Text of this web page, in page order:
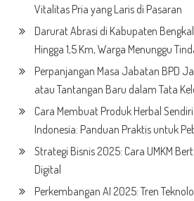
Vitalitas Pria yang Laris di Pasaran
Darurat Abrasi di Kabupaten
Hingga 1,5 Km, Warga Menunggu
Perpanjangan Masa Jabatan BPD
atau Tantangan Baru dalam Tata
Cara Membuat Produk Herbal
Indonesia: Panduan Praktis untuk
Strategi Bisnis 2025: Cara UMKM
Digital
Perkembangan AI 2025: Tren